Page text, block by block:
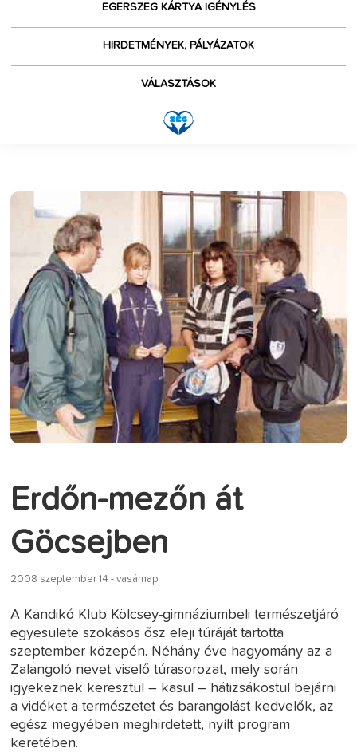
EGERSZEG KÁRTYA IGÉNYLÉS
HIRDETMÉNYEK, PÁLYÁZATOK
VÁLASZTÁSOK
Erdőn-mezőn át
Göcsejben
2008 szeptember 14 - vasárnap
A Kandikó Klub Kölcsey-gimnáziumbeli természetjáró
egyesülete szokásos ősz eleji túráját tartotta
szeptember közepén. Néhány éve hagyomány az a
Zalangoló nevet viselő túrasorozat, mely során
igyekeznek keresztül – kasul – hátizsákostul bejárni
a vidéket a természetet és barangolást kedvelők, az
egész megyében meghirdetett, nyílt program
keretében.